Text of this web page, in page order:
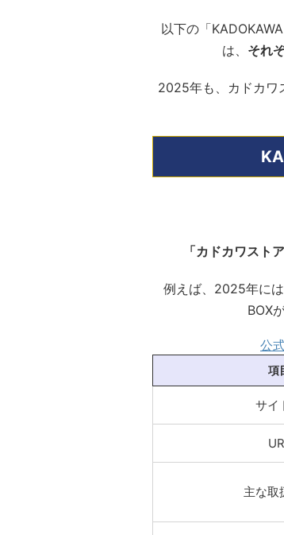
以下の「
は、 それ
2025年も、カドカワ
「カドカワスト
例えば、2025年に
BOX
公
項
サイ
主な取